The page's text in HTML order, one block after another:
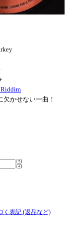
欠かせない一曲！
く表記 (返品など)